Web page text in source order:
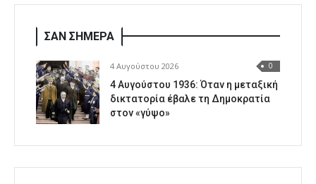
ΣΑΝ ΣΗΜΕΡΑ
4 Αυγούστου 2026 0
4 Αυγούστου 1936: Όταν η μεταξική
δικτατορία έβαλε τη Δημοκρατία
στον «γύψο»